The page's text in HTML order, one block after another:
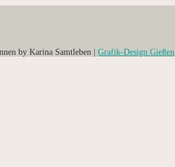
by Karina Samtleben | Grafik-Design Gießen